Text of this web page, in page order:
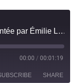
Histoire des communes présentée par Émilie Leroy: Auffargis épisode 4
00:00 / 00:01:19
SHARE